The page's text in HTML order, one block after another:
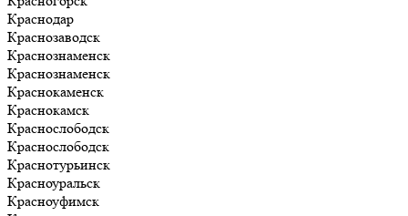
Краснодар
Краснозаводск
Краснознаменск
Краснознаменск
Краснокаменск
Краснокамск
Краснослободск
Краснослободск
Краснотурьинск
Красноуральск
Красноуфимск